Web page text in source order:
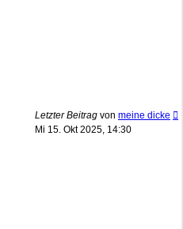
Letzter Beitrag von meine dicke
Mi 15. Okt 2025, 14:30